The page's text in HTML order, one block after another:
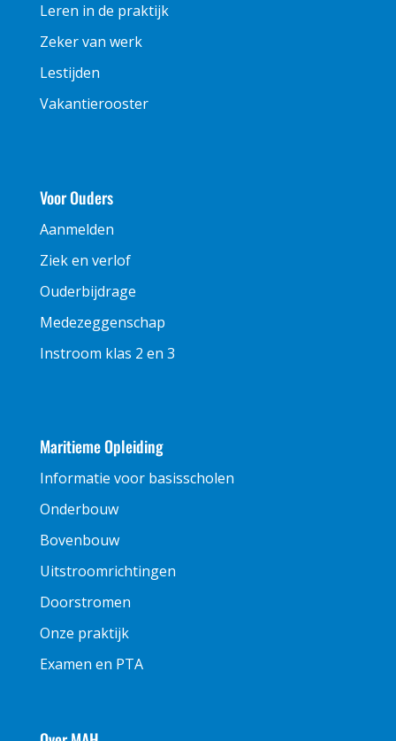
Leren in de praktijk
Zeker van werk
Lestijden
Vakantierooster
Voor Ouders
Aanmelden
Ziek en verlof
Ouderbijdrage
Medezeggenschap
Instroom klas 2 en 3
Maritieme Opleiding
Informatie voor basisscholen
Onderbouw
Bovenbouw
Uitstroomrichtingen
Doorstromen
Onze praktijk
Examen en PTA